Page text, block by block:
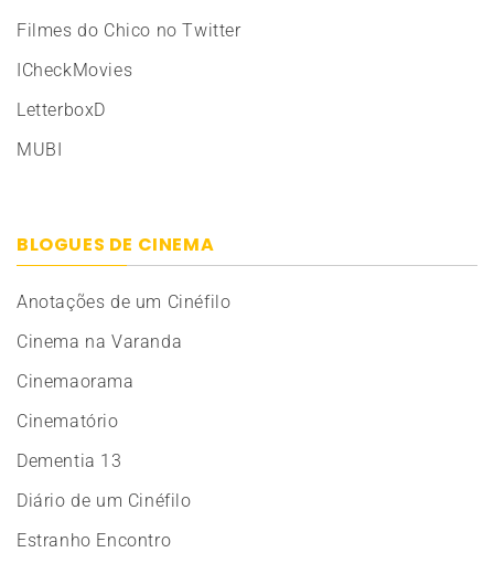
Filmes do Chico no Twitter
ICheckMovies
LetterboxD
MUBI
BLOGUES DE CINEMA
Anotações de um Cinéfilo
Cinema na Varanda
Cinemaorama
Cinematório
Dementia 13
Diário de um Cinéfilo
Estranho Encontro